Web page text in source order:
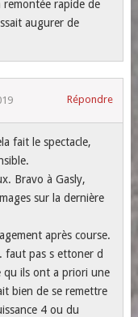
remontée rapide de
augurer de
Répondre
fait le spectacle,
Bravo à Gasly,
sur la dernière
après course.
faut pas s ettoner d
qu ils ont a priori une
bien de se remettre
4 ou du